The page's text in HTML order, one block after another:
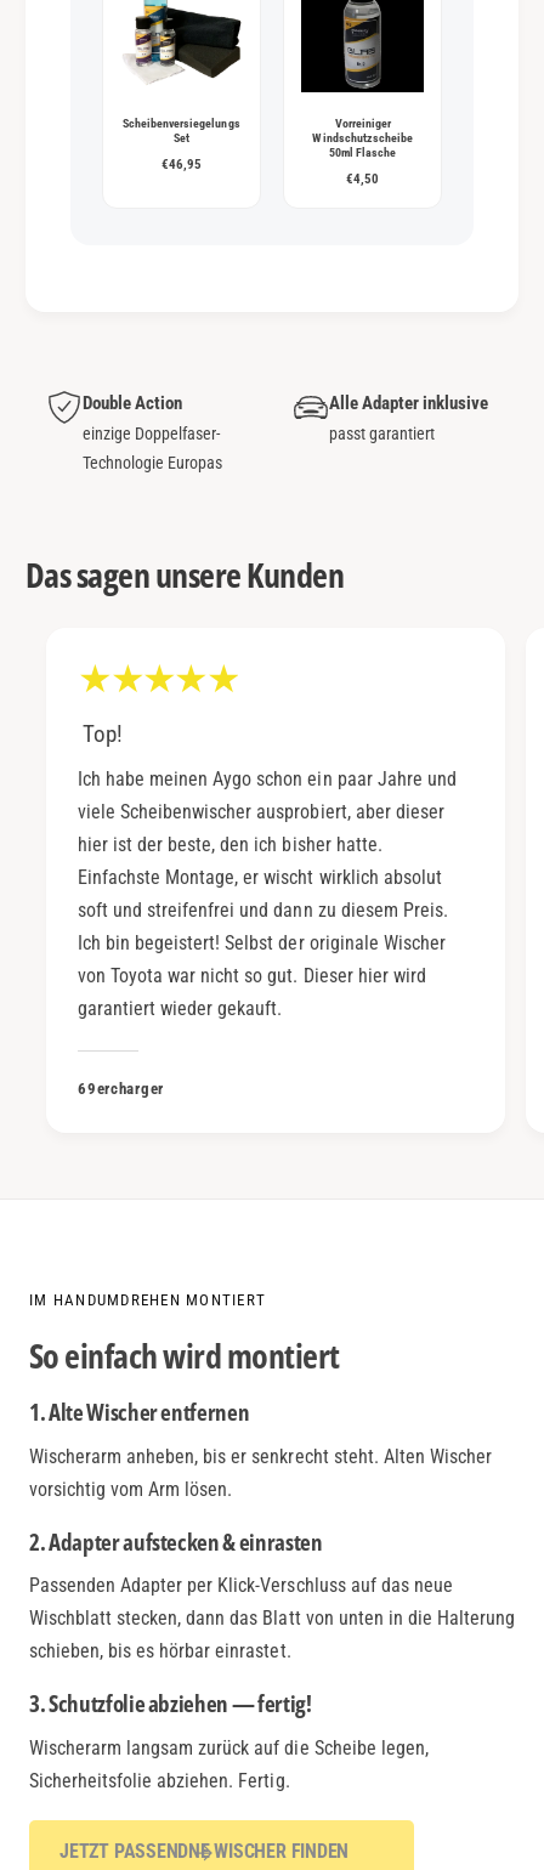
Scheibenversiegelungs
Set
€46,95
Vorreiniger
Windschutzscheibe
50ml Flasche
€4,50
Double Action
einzige Doppelfaser-
Technologie Europas
Alle Adapter inklusive
passt garantiert
Das sagen unsere Kunden
Top!
Ich habe meinen Aygo schon ein paar Jahre und
viele Scheibenwischer ausprobiert, aber dieser
hier ist der beste, den ich bisher hatte.
Einfachste Montage, er wischt wirklich absolut
soft und streifenfrei und dann zu diesem Preis.
Ich bin begeistert! Selbst der originale Wischer
von Toyota war nicht so gut. Dieser hier wird
garantiert wieder gekauft.
69ercharger
IM HANDUMDREHEN MONTIERT
So einfach wird montiert
1. Alte Wischer entfernen
Wischerarm anheben, bis er senkrecht steht. Alten Wischer
vorsichtig vom Arm lösen.
2. Adapter aufstecken & einrasten
Passenden Adapter per Klick-Verschluss auf das neue
Wischblatt stecken, dann das Blatt von unten in die Halterung
schieben, bis es hörbar einrastet.
3. Schutzfolie abziehen — fertig!
Wischerarm langsam zurück auf die Scheibe legen,
Sicherheitsfolie abziehen. Fertig.
JETZT PASSENDNE WISCHER FINDEN